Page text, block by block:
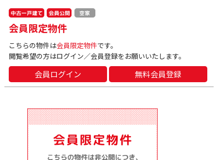
中古一戸建て 会員公開 空家
会員限定物件
こちらの物件は会員限定物件です。
閲覧希望の方はログイン／会員登録をお願いいたします。
会員ログイン 無料会員登録